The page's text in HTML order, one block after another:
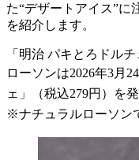
た“デザートアイス”
を紹介します。
「明治 パキとろドルチ
ローソンは2026年3月
ェ」（税込279円）を
※ナチュラルローソン